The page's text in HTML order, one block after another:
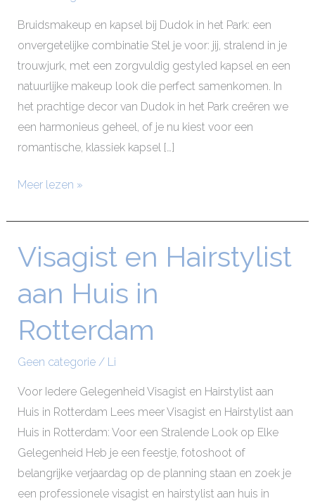
Bruidsmakeup en kapsel bij Dudok in het Park: een
onvergetelijke combinatie Stel je voor: jij, stralend in je
trouwjurk, met een zorgvuldig gestyled kapsel en een
natuurlijke makeup look die perfect samenkomen. In
het prachtige decor van Dudok in het Park creëren we
een harmonieus geheel, of je nu kiest voor een
romantische, klassiek kapsel […]
het
Park
Meer lezen »
Visagist en Hairstylist
aan Huis in
Rotterdam
Geen categorie/ Li
Voor Iedere Gelegenheid Visagist en Hairstylist aan
Huis in Rotterdam Lees meer Visagist en Hairstylist aan
Huis in Rotterdam: Voor een Stralende Look op Elke
Gelegenheid Heb je een feestje, fotoshoot of
belangrijke verjaardag op de planning staan en zoek je
een professionele visagist en hairstylist aan huis in
Visagist
en
Hairstylist
Huis
Rotterdam